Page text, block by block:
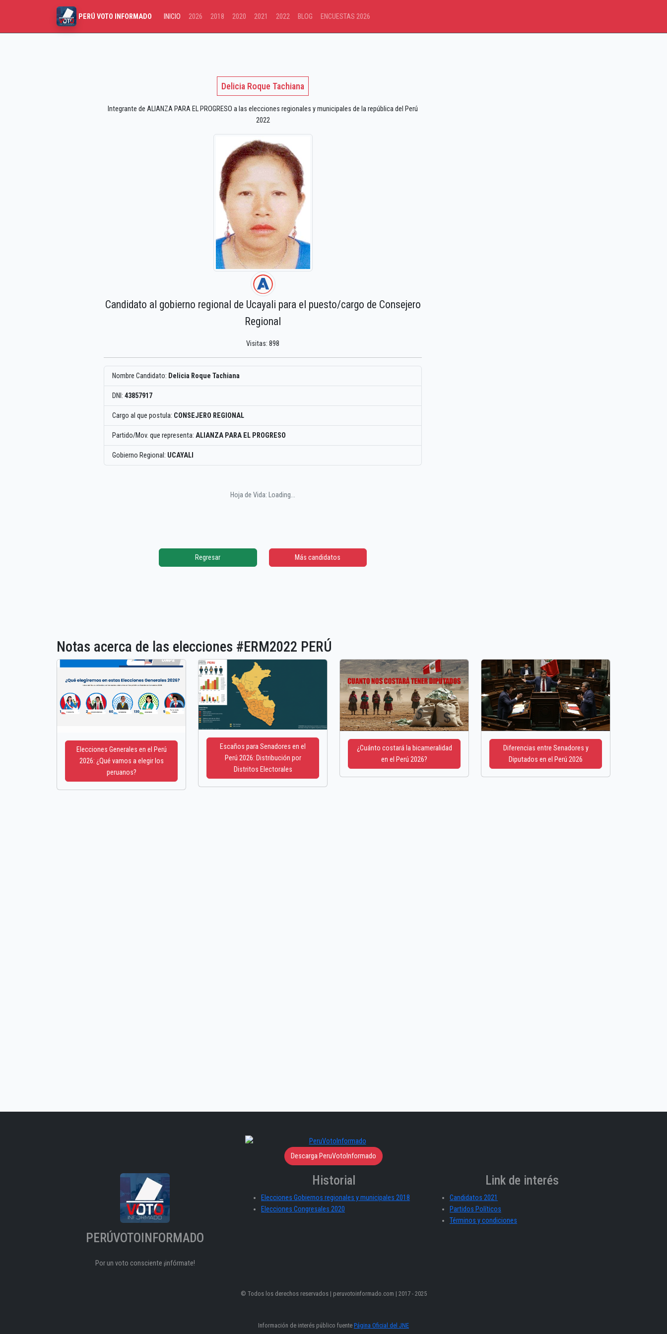
PERÚ VOTO INFORMADO INICIO 2026 2018 2020 2021 2022 BLOG ENCUESTAS 2026
Delicia Roque Tachiana
Integrante de ALIANZA PARA EL PROGRESO a las elecciones regionales y municipales de la república del Perú
2022
Candidato al gobierno regional de Ucayali para el puesto/cargo de Consejero
Regional
Visitas: 898
Nombre Candidato: Delicia Roque Tachiana
DNI: 43857917
Cargo al que postula: CONSEJERO REGIONAL
Partido/Mov. que representa: ALIANZA PARA EL PROGRESO
Gobierno Regional: UCAYALI
Hoja de Vida: Loading...
Regresar Más candidatos
Notas acerca de las elecciones #ERM2022 PERÚ
Elecciones Generales en el Perú
2026: ¿Qué vamos a elegir los
peruanos?
Escaños para Senadores en el
Perú 2026: Distribución por
Distritos Electorales
¿Cuánto costará la bicameralidad
en el Perú 2026?
Diferencias entre Senadores y
Diputados en el Perú 2026
Descarga PeruVotoInformado
PERÚVOTOINFORMADO
Por un voto consciente ¡infórmate!
Historial
Elecciones Gobiernos regionales y municipales 2018
Elecciones Congresales 2020
Link de interés
Candidatos 2021
Partidos Políticos
Términos y condiciones
© Todos los derechos reservados | peruvotoinformado.com | 2017 - 2025
Información de interés público fuente Página Oficial del JNE